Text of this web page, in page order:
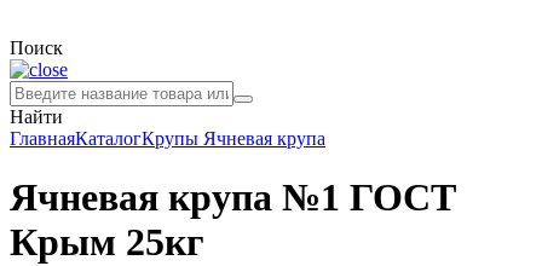
Поиск
Найти
ГлавнаяКаталогКрупы Ячневая крупа
Ячневая крупа №1 ГОСТ
Крым 25кг